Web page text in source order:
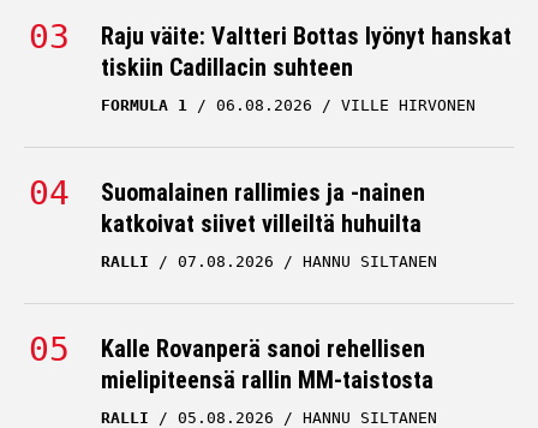
Raju väite: Valtteri Bottas lyönyt hanskat
tiskiin Cadillacin suhteen
FORMULA 1 06.08.2026 VILLE HIRVONEN
Suomalainen rallimies ja -nainen
katkoivat siivet villeiltä huhuilta
RALLI 07.08.2026 HANNU SILTANEN
Kalle Rovanperä sanoi rehellisen
mielipiteensä rallin MM-taistosta
RALLI 05.08.2026 HANNU SILTANEN